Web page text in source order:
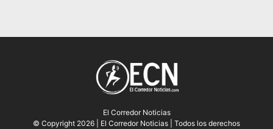
El Corredor Noticias
© Copyright 2026 | El Corredor Noticias | Todos los derechos